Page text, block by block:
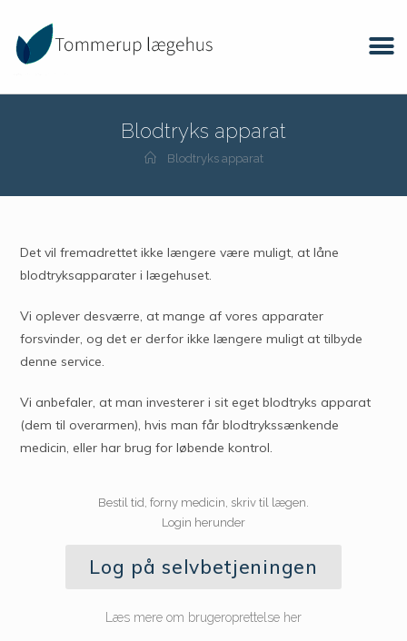
Blodtryks apparat
Blodtryks apparat
Det vil fremadrettet ikke længere være muligt, at låne
blodtryksapparater i lægehuset.
Vi oplever desværre, at mange af vores apparater
forsvinder, og det er derfor ikke længere muligt at tilbyde
denne service.
Vi anbefaler, at man investerer i sit eget blodtryks apparat
(dem til overarmen), hvis man får blodtrykssænkende
medicin, eller har brug for løbende kontrol.
Bestil tid, forny medicin, skriv til lægen.
Login herunder
Log på selvbetjeningen
Læs mere om brugeroprettelse her